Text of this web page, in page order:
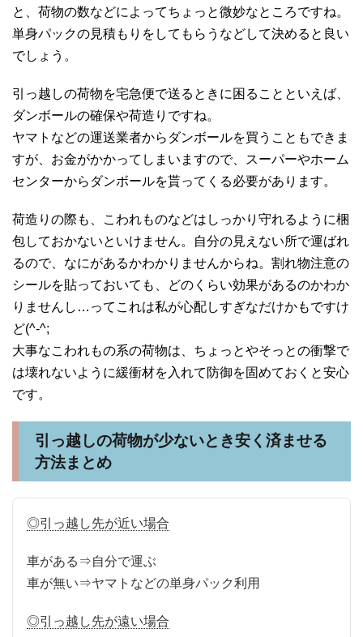
と、荷物の数などによってちょっと微妙なところですね。
単身パックの見積もりをしてもらうなどして決めると良い
でしょう。
引っ越しの荷物を宅急便で送るときに困ることといえば、
ダンボールの確保や荷造りですね。
ヤマトなどの運送業者からダンボールを買うこともできま
すが、お金がかかってしまいますので、スーパーやホーム
センターからダンボールを貰ってくる必要があります。
荷造りの際も、こわれものなどはしっかり守れるように梱
包しておかないといけません。自分の見えない所で運ばれ
るので、なにがあるかわかりませんからね。割れ物注意の
シールを貼っておいても、どのくらい効果があるのかわか
りませんし…ってこれは私が心配しすぎなだけかもですけ
ど(^-^;
大事なこわれもの系の荷物は、ちょっとやそっとの衝撃で
は壊れないように緩衝材を入れて防御を固めておくと安心
です。
引っ越しの荷物が少ないとき安く済ませる
方法まとめ
◎引っ越し先が近い場合
車がある⇒自分で運ぶ
車が無い⇒ヤマトなどの単身パック利用
◎引っ越し先が遠い場合